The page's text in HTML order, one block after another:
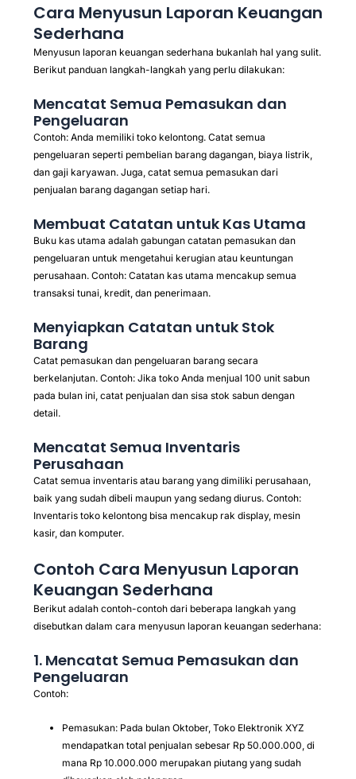
Cara Menyusun Laporan Keuangan
Sederhana
Menyusun laporan keuangan sederhana bukanlah hal yang sulit.
Berikut panduan langkah-langkah yang perlu dilakukan:
Mencatat Semua Pemasukan dan
Pengeluaran
Contoh: Anda memiliki toko kelontong. Catat semua
pengeluaran seperti pembelian barang dagangan, biaya listrik,
dan gaji karyawan. Juga, catat semua pemasukan dari
penjualan barang dagangan setiap hari.
Membuat Catatan untuk Kas Utama
Buku kas utama adalah gabungan catatan pemasukan dan
pengeluaran untuk mengetahui kerugian atau keuntungan
perusahaan. Contoh: Catatan kas utama mencakup semua
transaksi tunai, kredit, dan penerimaan.
Menyiapkan Catatan untuk Stok
Barang
Catat pemasukan dan pengeluaran barang secara
berkelanjutan. Contoh: Jika toko Anda menjual 100 unit sabun
pada bulan ini, catat penjualan dan sisa stok sabun dengan
detail.
Mencatat Semua Inventaris
Perusahaan
Catat semua inventaris atau barang yang dimiliki perusahaan,
baik yang sudah dibeli maupun yang sedang diurus. Contoh:
Inventaris toko kelontong bisa mencakup rak display, mesin
kasir, dan komputer.
Contoh Cara Menyusun Laporan
Keuangan Sederhana
Berikut adalah contoh-contoh dari beberapa langkah yang
disebutkan dalam cara menyusun laporan keuangan sederhana:
1. Mencatat Semua Pemasukan dan
Pengeluaran
Contoh:
Pemasukan: Pada bulan Oktober, Toko Elektronik XYZ
mendapatkan total penjualan sebesar Rp 50.000.000, di
mana Rp 10.000.000 merupakan piutang yang sudah